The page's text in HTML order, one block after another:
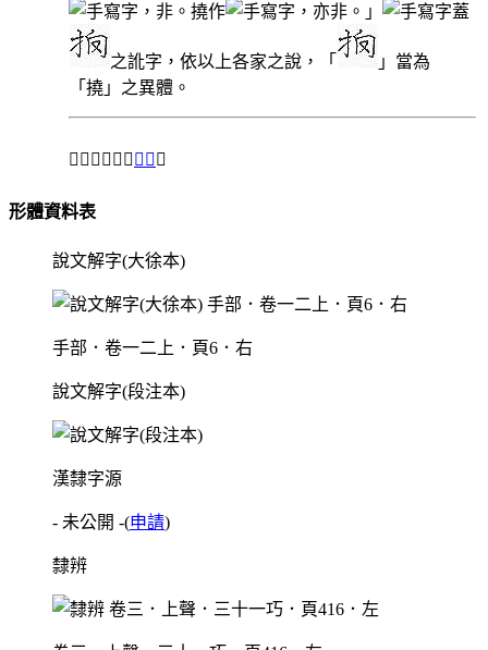
，非。撓作
，亦非。」 蓋
之訛字，依以上各家之說，「
」當為
「撓」之異體。
＃「𢪼」另兼 正字 。
形體資料表
說文解字(大徐本)
手部．卷一二上．頁6．右
說文解字(段注本)
漢隸字源
- 未公開 -(申請)
隸辨